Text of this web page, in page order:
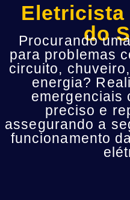
Eletricista
do
Procurando
para problemas
circuito,
energia?
emergenciais
preciso e
assegurando a
funcionamento